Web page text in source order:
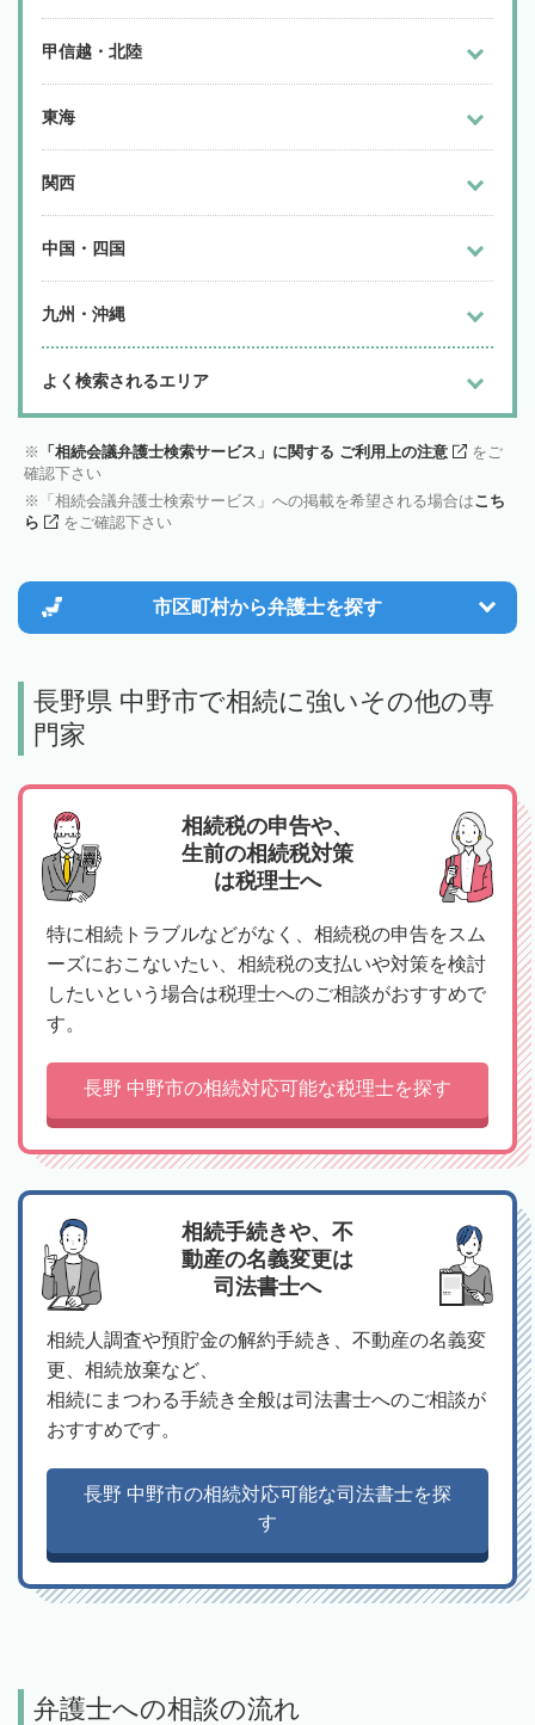
甲信越・北陸
東海
関西
中国・四国
九州・沖縄
よく検索されるエリア
「相続会議弁護士検索サービス」に関する ご利用上の注意
をご
確認下さい
「相続会議弁護士検索サービス」への掲載を希望される場合はこち
ら
をご確認下さい
市区町村から弁護士を探す
長野県 中野市で相続に強いその他の専
門家
相続税の申告や、
生前の相続税対策
は税理士へ
特に相続トラブルなどがなく、相続税の申告をスム
ーズにおこないたい、相続税の支払いや対策を検討
したいという場合は税理士へのご相談がおすすめで
す。
長野 中野市の相続対応可能な税理士を探す
相続手続きや、不
動産の名義変更は
司法書士へ
相続人調査や預貯金の解約手続き、不動産の名義変
更、相続放棄など、
相続にまつわる手続き全般は司法書士へのご相談が
おすすめです。
長野 中野市の相続対応可能な司法書士を探
す
弁護士への相談の流れ